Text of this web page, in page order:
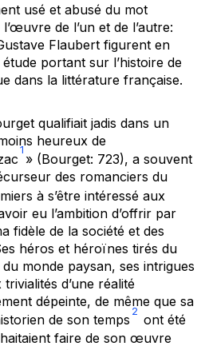
usé et abusé du mot
de l’un et de l’autre:
Flaubert figurent en
portant sur l’histoire de
dans la littérature française.
qualifiait jadis dans un
heureux de
1
» (Bourget: 723), a souvent
des romanciers du
à s’être intéressé aux
eu l’ambition d’offrir par
fidèle de la société et des
héros et héroïnes tirés du
monde paysan, ses intrigues
d’une réalité
dépeinte, de même que sa
de son temps
2
ont été
faire de son œuvre